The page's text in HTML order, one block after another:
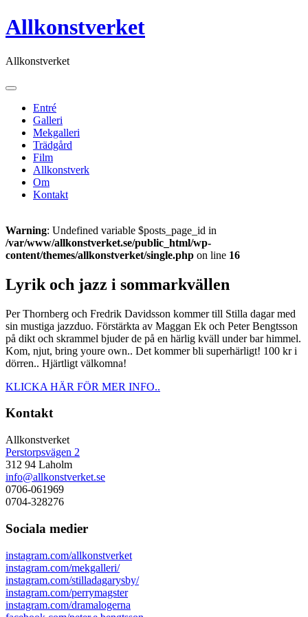
Skip
to
Allkonstverket
Allkonstverket
Entré
Galleri
Mekgalleri
Trädgård
Film
Allkonstverk
Om
Kontakt
Warning: Undefined variable $posts_page_id in
/var/www/allkonstverket.se/public_html/wp-
content/themes/allkonstverket/single.php on line 16
Lyrik och jazz i sommarkvällen
Per Thornberg och Fredrik Davidsson kommer till Stilla dagar med
sin mustiga jazzduo. Förstärkta av Maggan Ek och Peter Bengtsson
på dikt och skrammel bjuder de på en härlig kväll under bar himmel.
Kom, njut, bring youre own.. Det kommer bli superhärligt! 100 kr i
dörren.. Hjärtligt välkomna!
KLICKA HÄR FÖR MER INFO..
Kontakt
Allkonstverket
Perstorpsvägen 2
312 94 Laholm
info@allkonstverket.se
0706-061969
0704-328276
Sociala medier
instagram.com/allkonstverket
instagram.com/mekgalleri/
instagram.com/stilladagarysby/
instagram.com/perrymagster
instagram.com/dramalogerna